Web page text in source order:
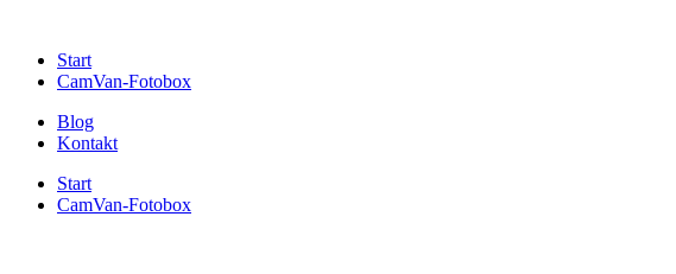
Start
CamVan-Fotobox
Blog
Kontakt
Start
CamVan-Fotobox